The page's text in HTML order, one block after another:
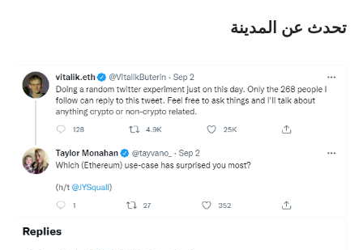
عن المدينة